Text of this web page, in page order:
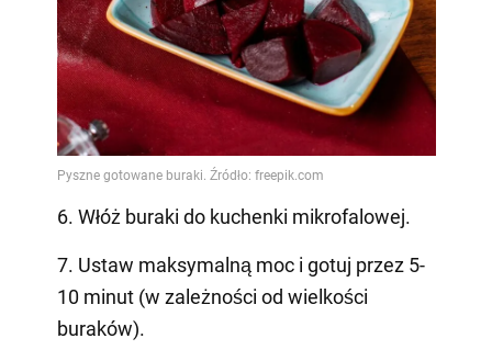
6. Włóż buraki do kuchenki mikrofalowej.
7. Ustaw maksymalną moc i gotuj przez 5-
10 minut (w zależności od wielkości
buraków).